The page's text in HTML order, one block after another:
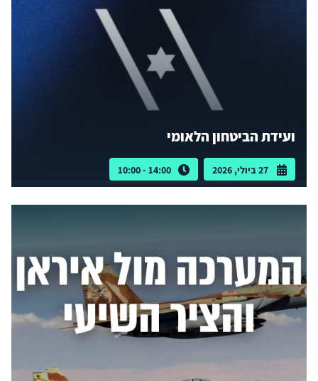
ועידת הביטחון הלאומי
27 ביולי, 2026 14:00 - 10:00